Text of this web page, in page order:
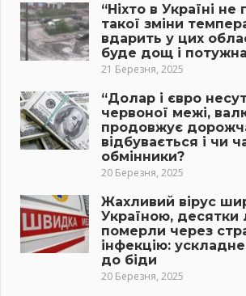
“Ніхто в Україні
такої зміни
вдарить у цих
буде дощ і
21 Березня, 2025
“Долар і євро
червоної межі,
продовжує
відбувається і чи
обмінники?
20 Березня, 2025
Жахливий вірус
Україною,
померли через
інфекцію:
до біди
20 Березня, 2025